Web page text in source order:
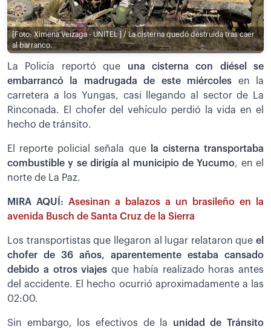
[Foto: Ximena Veizaga - UNITEL ] / La cisterna quedó destruida tras caer
al barranco.
La Policía reportó que una cisterna con diésel se
embarrancó la madrugada de este miércoles en la
carretera a los Yungas, casi llegando al sector de La
Rinconada. El chofer del vehículo perdió la vida en el
hecho de tránsito.
El reporte policial señala que
la cisterna transportaba
combustible y se dirigía al municipio de Yucumo, en el
norte de La Paz.
MIRA AQUÍ: Asesinan a balazos a un brasileño en la
avenida Busch de Santa Cruz de la Sierra
Los transportistas que llegaron al lugar relataron que el
chofer de 36 años, aparentemente estaba cansado
debido a otros viajes que había realizado horas antes
del accidente. El hecho ocurrió aproximadamente a las
02:00.
Sin embargo, los efectivos de la unidad de Tránsito